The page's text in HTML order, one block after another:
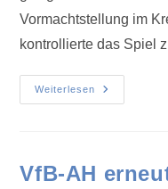
Vormachtstellung im
kontrollierte das Spiel
Weiterlesen
VfB-AH